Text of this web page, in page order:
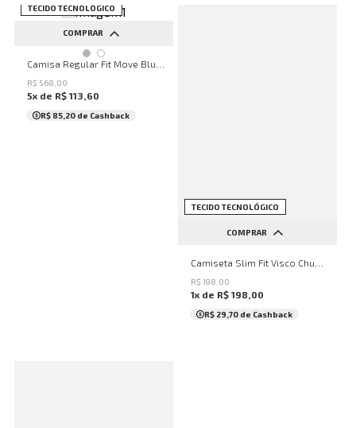
NEW
TECIDO TECNOLÓGICO
COMPRAR
P M G GG
R$ 568 00
5x de R$ 113 60
R$ 85,20 de Cashback
NEW
TECIDO TECNOLÓGICO
COMPRAR
P M G GG
R$ 198 00
1x de R$ 198,00
R$ 29,70 de Cashback